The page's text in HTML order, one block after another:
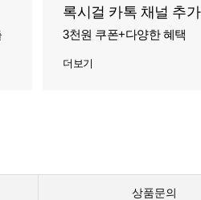
록시걸 카톡 채널 추가
3천원 쿠폰+다양한 혜택
더보기
상품문의